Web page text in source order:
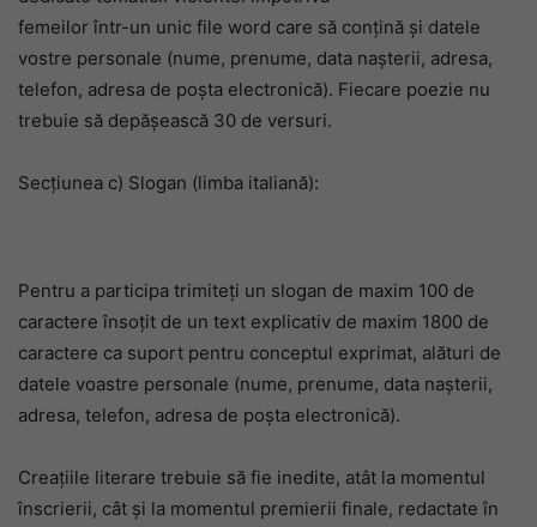
femeilor într-un unic file word care să conțină și datele
vostre personale (nume, prenume, data nașterii, adresa,
telefon, adresa de poșta electronică). Fiecare poezie nu
trebuie să depășească 30 de versuri.
Secțiunea c) Slogan (limba italiană):
Pentru a participa trimiteți un slogan de maxim 100 de
caractere însoțit de un text explicativ de maxim 1800 de
caractere ca suport pentru conceptul exprimat, alături de
datele voastre personale (nume, prenume, data nașterii,
adresa, telefon, adresa de poșta electronică).
Creațiile literare trebuie să fie inedite, atât la momentul
înscrierii, cât și la momentul premierii finale, redactate în